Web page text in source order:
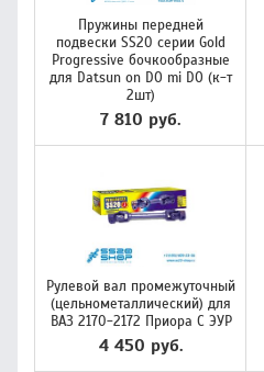
Пружины передней
подвески SS20 серии Gold
Progressive бочкообразные
для Datsun on DO mi DO (к-т
2шт)
7 810 руб.
Рулевой вал промежуточный
(цельнометаллический) для
ВАЗ 2170-2172 Приора С ЭУР
4 450 руб.